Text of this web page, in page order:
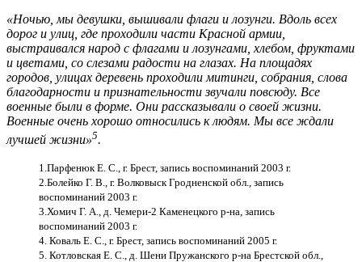
«Ночью, мы девушки, вышивали флаги и лозунги. Вдоль всех
дорог и улиц, где проходили части Красной армии,
выстраивался народ с флагами и лозунгами, хлебом, фруктами
и цветами, со слезами радости на глазах. На площадях
городов, улицах деревень проходили митинги, собрания, слова
благодарности и признательности звучали повсюду. Все
военные были в форме. Они рассказывали о своей жизни.
Военные очень хорошо относились к людям. Мы все ждали
лучшей жизни»5.
1.Парфенюк Е. С., г. Брест, запись воспоминаний 2003 г.
2.Болейко Г. В., г. Волковыск Гродненской обл., запись
воспоминаний 2003 г.
3.Хомич Г. А., д. Чемери-2 Каменецкого р-на, запись
воспоминаний 2003 г.
4. Коваль Е. С., г. Брест, запись воспоминаний 2005 г.
5. Котловская Е. С., д. Шени Пружанского р-на Брестской обл.,